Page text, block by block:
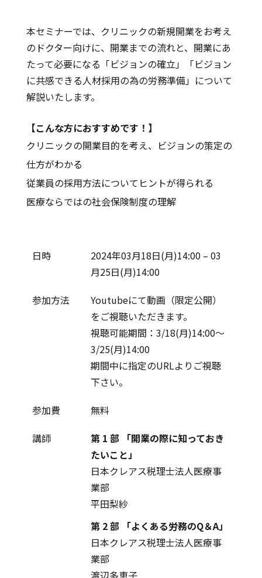
本セミナーでは、クリニックの新規開業をお考え
のドクター向けに、開業までの流れと、開業にあ
たって必要になる「ビジョンの確立」「ビジョン
に共感できる人材採用の為の労務準備」について
解説いたします。
【こんな方におすすめです！】
クリニックの開業目的を考え、ビジョンの策定の
仕方がわかる
従業員の採用方法についてヒントが得られる
医療ならではの社会保険制度の理解
日時
2024年03月18日(月)14:00 – 03
月25日(月)14:00
参加方法
Youtubeにて動画（限定公開）
をご視聴いただきます。
視聴可能期間：3/18(月)14:00～
3/25(月)14:00
期間中に指定のURLよりご視聴
下さい。
参加費
無料
講師
第 1 部 「開業の際に知っておき
たいこと」
日本クレアス税理士法人医療事
業部
平田梨紗
第 2 部 「よくある労務のQ＆A」
日本クレアス税理士法人医療事
業部
渡辺多恵子